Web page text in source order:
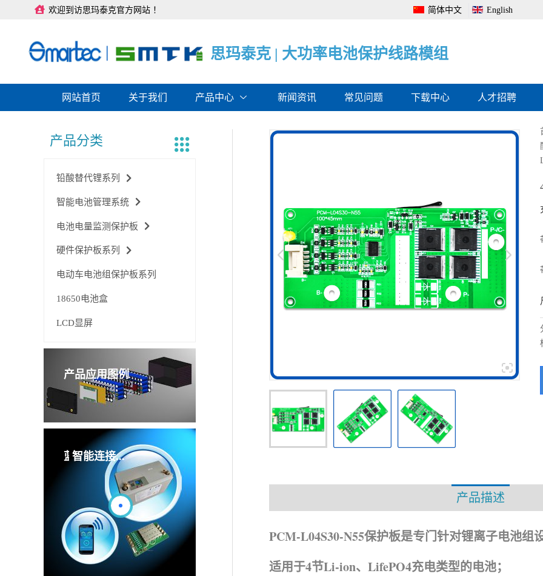
欢迎到访思玛泰克官方网站 ！ 简体中文 English
思玛泰克 | 电池管理系统全面解决方
思玛泰克 | 大功率电池保护线路模组
思玛泰克 | 电池电量监测保护板
网站首页 关于我们 产品中心 新闻资讯 常见问题 下载中心 人才招聘
产品分类
铅酸替代锂系列
智能电池管理系统
电池电量监测保护板
硬件保护板系列
电动车电池组保护板系列
18650电池盒
LCD显屏
产品应用图例
管理板 智能连接...
产品描述
PCM-L04S30-N55保护板是专门针对锂离子电池组
适用于4节Li-ion、 LifePO4充电类型的电池；